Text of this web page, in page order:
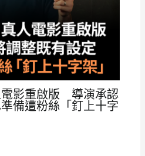
電影重啟版 導演承認
備遭粉絲「釘上十字